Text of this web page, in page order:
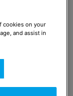
cookies on your
and assist in